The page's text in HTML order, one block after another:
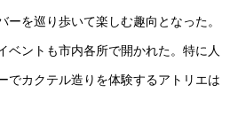
ーを巡り歩いて楽しむ趣向となった。
ベントも市内各所で開かれた。特に人
でカクテル造りを体験するアトリエは